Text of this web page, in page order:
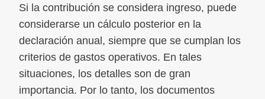
Si la contribución se considera ingreso, puede
considerarse un cálculo posterior en la
declaración anual, siempre que se cumplan los
criterios de gastos operativos. En tales
situaciones, los detalles son de gran
importancia. Por lo tanto, los documentos